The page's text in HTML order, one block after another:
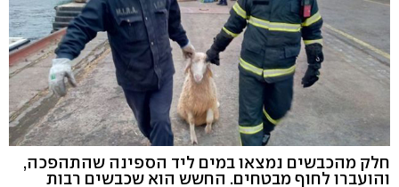
חלק מהכבשים נמצאו במים ליד הספינה שהתהפכה,
והועברו לחוף מבטחים. החשש הוא שכבשים רבות